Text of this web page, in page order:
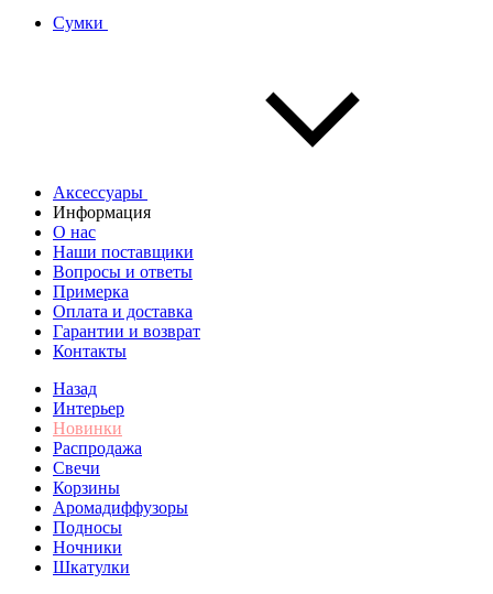
Сумки
Аксессуары
Информация
О нас
Наши поставщики
Вопросы и ответы
Примерка
Оплата и доставка
Гарантии и возврат
Контакты
Назад
Интерьер
Новинки
Распродажа
Свечи
Корзины
Аромадиффузоры
Подносы
Ночники
Шкатулки